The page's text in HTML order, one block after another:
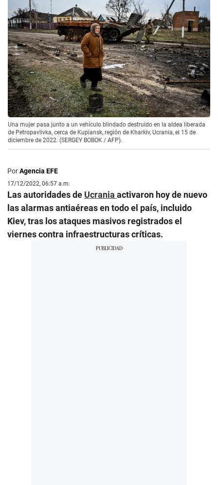
Una mujer pasa junto a un vehículo blindado destruido en la aldea liberada
de Petropavlivka, cerca de Kupiansk, región de Kharkiv, Ucrania, el 15 de
diciembre de 2022. (SERGEY BOBOK / AFP).
PorAgencia EFE
17/12/2022, 06:57 a.m.
Las autoridades de Ucrania activaron hoy de nuevo
las alarmas antiaéreas en todo el país, incluido
Kiev, tras los ataques masivos registrados el
viernes contra infraestructuras críticas.